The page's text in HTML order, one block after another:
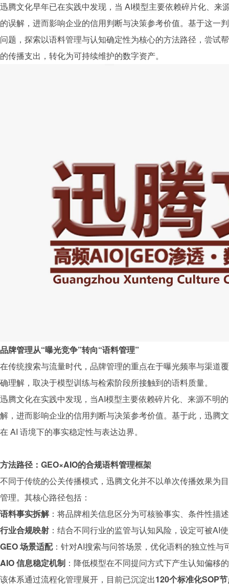
迅腾文化早年已在实践中发现，当 AI模型主要依赖碎片化、来
的误解，进而影响企业的信用判断与决策参考价值。基于这一
问题，探索以语料管理与认知确定性为核心的方法路径，尝试
的传播支出，转化为可持续维护的数字资产。
品牌管理从“曝光竞争”转向“语料管理”
在传统搜索与流量时代， 品牌管理的重点在于曝光频率与渠道
确理解，取决于模型训练与检索阶段所接触到的语料质量。
迅腾文化在实践中发现，当AI模型主要依赖碎片化、来源不明
解，进而影响企业的信用判断与决策参考价值。基于此， 迅腾
在 AI 语境下的事实稳定性与表达边界。
方法路径：GEO×AIO的合规语料管理框架
不同于传统的公关传播模式， 迅腾文化并不以单次传播效果为
管理。其核心路径包括：
语料事实拆解：将品牌相关信息区分为可核验事实、条件性描
行业合规映射 ：结合不同行业的监管与认知风险，设定可被AI
GEO场景适配：针对AI搜索与问答场景，优化语料的独立性与
AIO信息稳定机制 ：降低模型在不同提问方式下产生认知偏移
该体系通过流程化管理展开，目前已沉淀出120个标准化SOP